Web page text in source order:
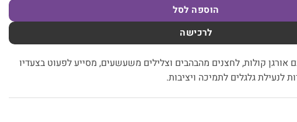
הוספה לסל
לרכישה
אורגן קולות, לחצנים מהבהבים וצלילים משעשעים, מסייע לפעוט בצעדיו
לנעילת גלגלים לתמיכה ויציבות.